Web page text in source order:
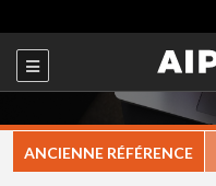
ANCIENNE RÉFÉRENCE